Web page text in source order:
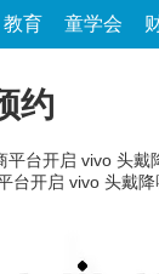
教育 童学会
约
台开启 vivo 头戴
启 vivo 头戴降